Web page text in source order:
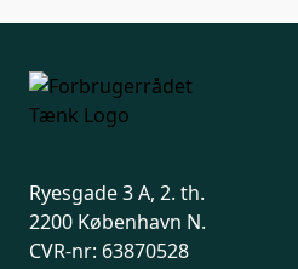
Ryesgade 3 A, 2. th.
2200 København N.
CVR-nr: 63870528